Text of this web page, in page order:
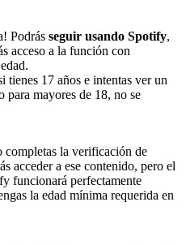
Podrás seguir usando Spotify,
acceso a la función con
tienes 17 años e intentas ver un
para mayores de 18, no se
completas la verificación de
acceder a ese contenido, pero el
funcionará perfectamente
la edad mínima requerida en